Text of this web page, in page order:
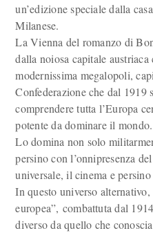
un’edizione speciale dalla
Milanese.
La Vienna del romanzo di
dalla noiosa capitale
modernissima megalopoli,
Confederazione che dal 1919
comprendere tutta l’Europa
potente da dominare il mondo.
Lo domina non solo
persino con l’onnipresenza
universale, il cinema e
In questo universo
europea”, combattuta dal
diverso da quello che